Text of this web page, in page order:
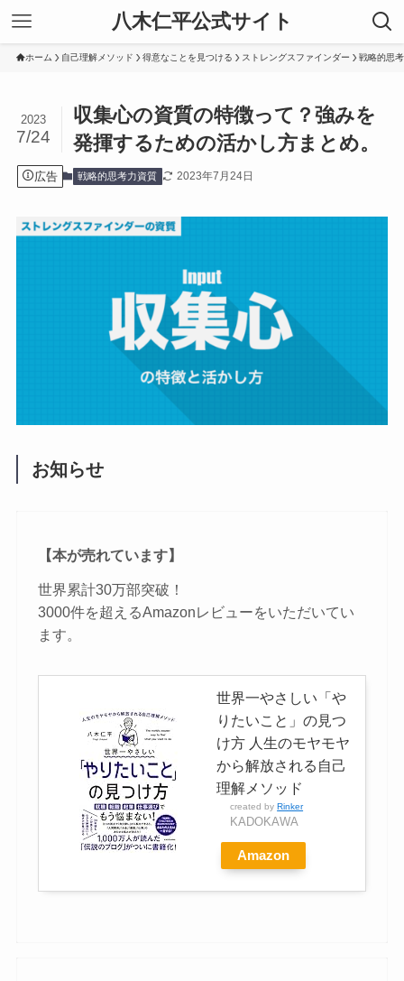
八木仁平公式サイト
ホーム 自己理解メソッド 得意なことを見つける ストレングスファインダー 戦略的思
収集心の資質の特徴って？強みを
発揮するための活かし方まとめ。
2023
7/24
広告 戦略的思考力資質 2023年7月24日
お知らせ
【本が売れています】
世界累計30万部突破！
3000件を超えるAmazonレビューをいただいてい
ます。
世界一やさしい「や
りたいこと」の見つ
け方 人生のモヤモヤ
から解放される自己
理解メソッド
created byRinker
KADOKAWA
Amazon